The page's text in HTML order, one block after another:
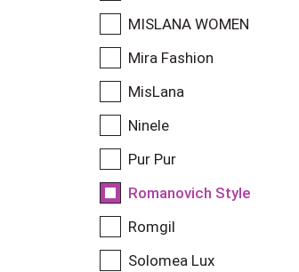
MISLANA WOMEN
Mira Fashion
MisLana
Ninele
Pur Pur
Romanovich Style
Romgil
Solomea Lux